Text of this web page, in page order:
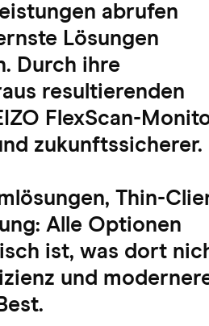
abrufen
Lösungen
Durch ihre
resultierenden
FlexScan-
zukunftssicherer.
Thin-
Alle Optionen
ist, was dort
und